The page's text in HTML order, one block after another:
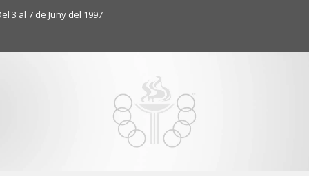
3 al 7 de Juny del 1997